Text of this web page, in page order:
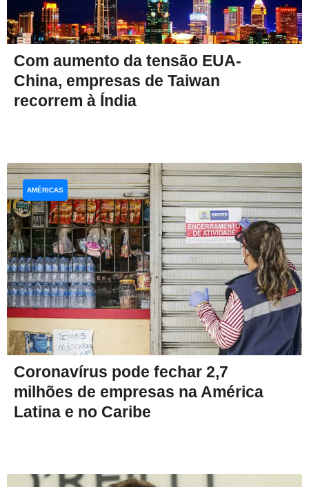
Com aumento da tensão EUA-
China, empresas de Taiwan
recorrem à Índia
Coronavírus pode fechar 2,7
milhões de empresas na América
Latina e no Caribe
AMÉRICAS